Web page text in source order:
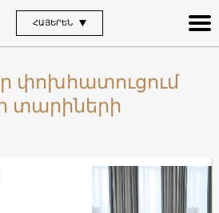
ՀԱՅԵՐԵՆ
փոխհատուցում
տարիների